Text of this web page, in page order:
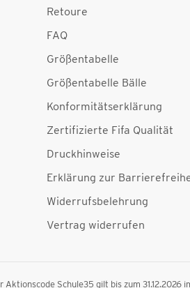
Retoure
FAQ
Größentabelle
Größentabelle Bälle
Konformitätserklärung
Zertifizierte Fifa Qualität
Druckhinweise
Erklärung zur
Widerrufsbelehrung
Vertrag widerrufen
Schule35 gilt bis zum